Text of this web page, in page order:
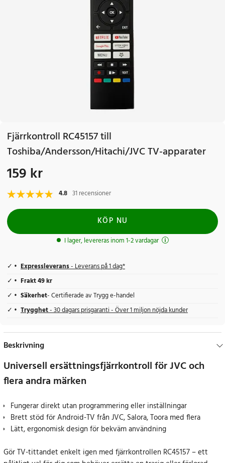
Fjärrkontroll RC45157 till
Toshiba/Andersson/Hitachi/JVC TV-apparater
Pris:159 kr
159 kr
4.8 31 recensioner
KÖP NU
I lager, levereras inom 1-2 vardagar
Expressleverans- Leverans på 1 dag*
Frakt 49 kr
Säkerhet- Certifierade av Trygg e-handel
Trygghet- 30 dagars prisgaranti - Över 1 miljon nöjda kunder
Beskrivning
Universell ersättningsfjärrkontroll för JVC och
flera andra märken
Fungerar direkt utan programmering eller inställningar
Brett stöd för Android-TV från JVC, Salora, Toora med flera
Lätt, ergonomisk design för bekväm användning
Gör TV-tittandet enkelt igen med fjärrkontrollen RC45157 – ett